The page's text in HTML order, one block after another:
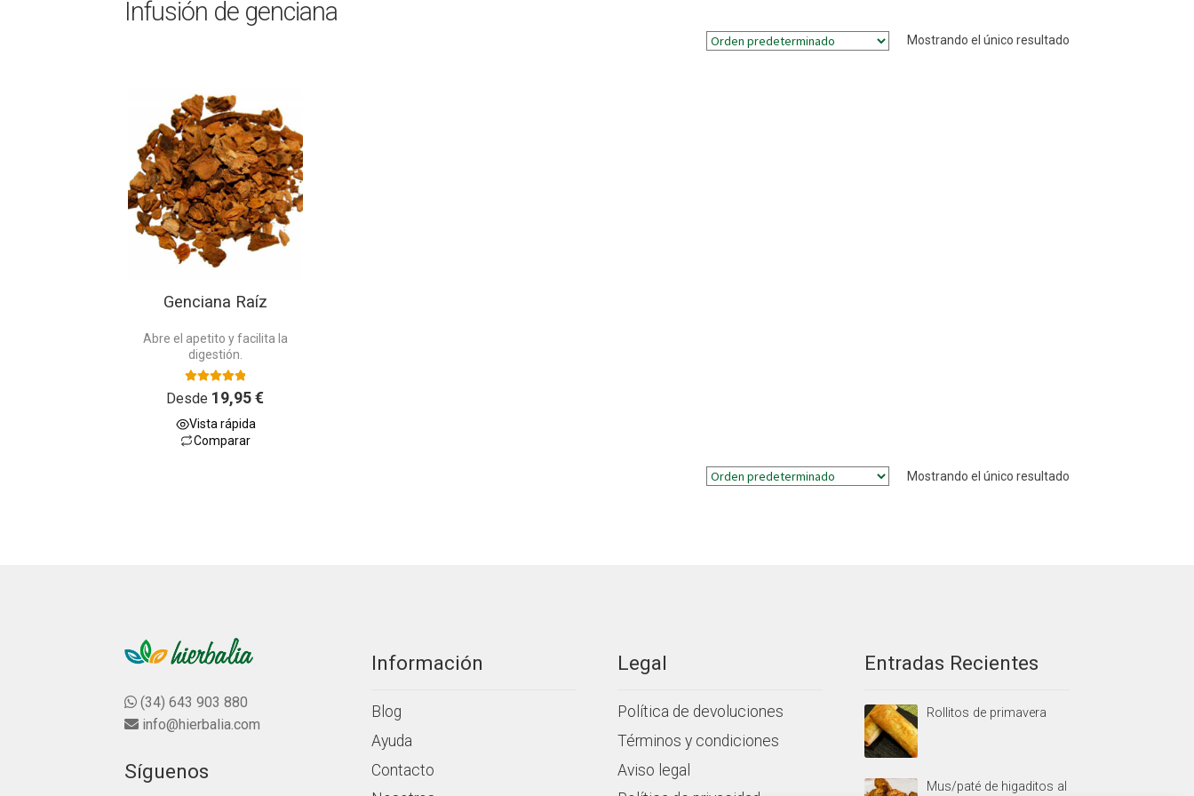
Infusión de genciana
Mostrando el único resultado
Genciana Raíz
Abre el apetito y facilita la
digestión.
Valorado con
de 5
Desde 19,95€
Vista rápida
Comparar
producto
tiene
múltiples
variantes.
Las
opciones
se
pueden
Mostrando el único resultado
(34) 643 903 880
info@hierbalia.com
Síguenos
Información
Blog
Ayuda
Contacto
Legal
Política de devoluciones
Términos y condiciones
Aviso legal
Entradas Recientes
Rollitos de primavera
Mus/paté de higaditos al